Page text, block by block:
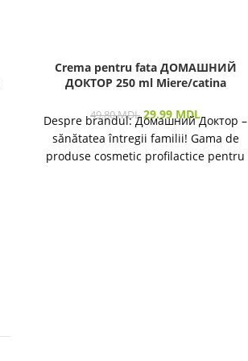
Crema pentru fata ДОМАШНИЙ
ДОКТОР 250 ml Miere/catina
49.80MDL 29.99 MDL
Despre brandul: Домашний Доктор –
sănătatea întregii familii! Gama de
produse cosmetic profilactice pentru